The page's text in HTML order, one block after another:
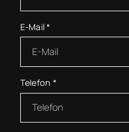
E-Mail*
Telefon *